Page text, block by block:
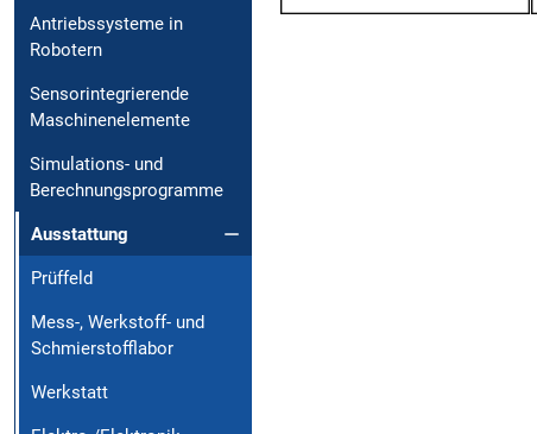
Antriebssysteme in
Robotern
Sensorintegrierende
Maschinenelemente
Simulations- und
Berechnungsprogramme
Ausstattung
Prüffeld
Mess-, Werkstoff- und
Schmierstofflabor
Werkstatt